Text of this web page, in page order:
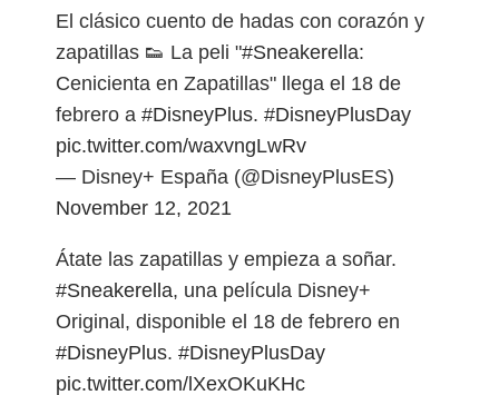
El clásico cuento de hadas con corazón y
zapatillas 👟 La peli "#Sneakerella:
Cenicienta en Zapatillas" llega el 18 de
febrero a #DisneyPlus. #DisneyPlusDay
pic.twitter.com/waxvngLwRv
— Disney+ España (@DisneyPlusES)
November 12, 2021
Átate las zapatillas y empieza a soñar.
#Sneakerella, una película Disney+
Original, disponible el 18 de febrero en
#DisneyPlus. #DisneyPlusDay
pic.twitter.com/lXexOKuKHc